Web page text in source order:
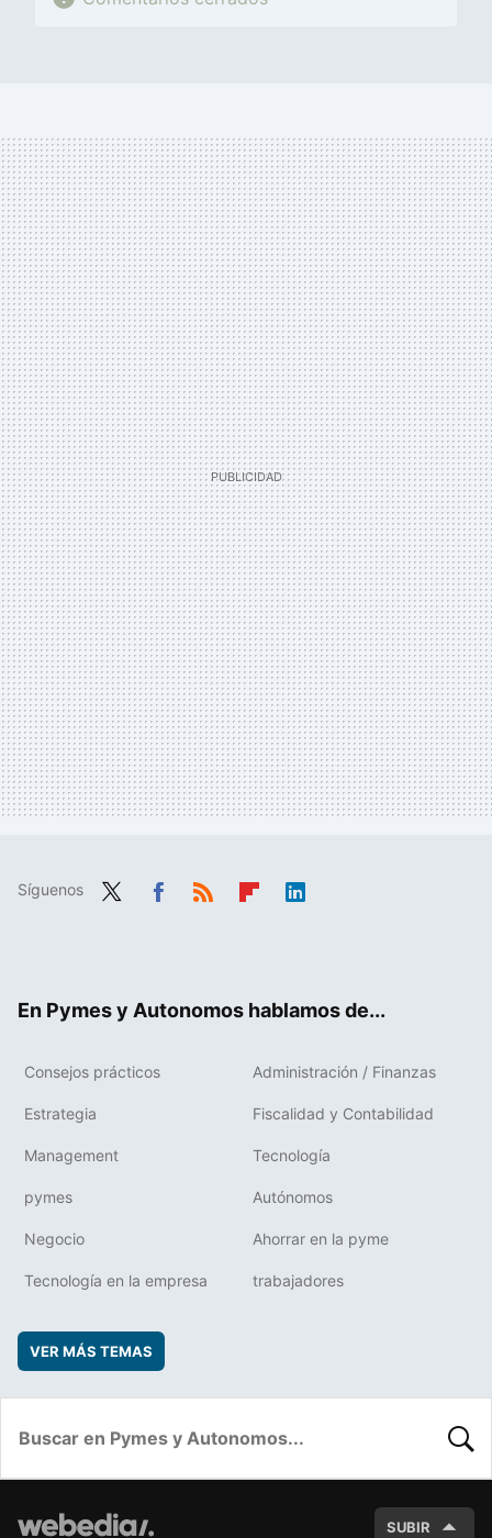
Síguenos
En Pymes y Autonomos hablamos de...
Consejos prácticos Administración / Finanzas
Estrategia Fiscalidad y Contabilidad
Management Tecnología
pymes Autónomos
Negocio Ahorrar en la pyme
Tecnología en la empresa trabajadores
VER MÁS TEMAS
SUBIR